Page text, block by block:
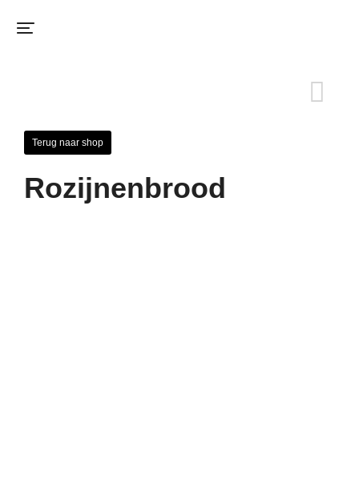
Terug naar shop
Rozijnenbrood